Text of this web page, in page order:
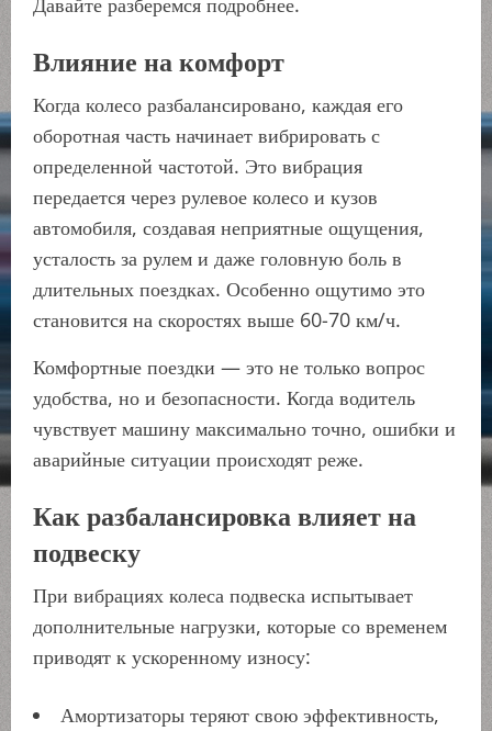
Влияние на комфорт
Когда колесо разбалансировано, каждая его
оборотная часть начинает вибрировать с
определенной частотой. Это вибрация
передается через рулевое колесо и кузов
автомобиля, создавая неприятные ощущения,
усталость за рулем и даже головную боль в
длительных поездках. Особенно ощутимо это
становится на скоростях выше 60-70 км/ч.
Комфортные поездки — это не только вопрос
удобства, но и безопасности. Когда водитель
чувствует машину максимально точно, ошибки и
аварийные ситуации происходят реже.
Как разбалансировка влияет на
подвеску
При вибрациях колеса подвеска испытывает
дополнительные нагрузки, которые со временем
приводят к ускоренному износу:
Амортизаторы теряют свою эффективность,